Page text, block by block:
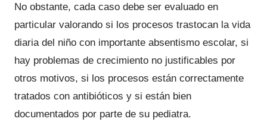
No obstante, cada caso debe ser evaluado en
particular valorando si los procesos trastocan la vida
diaria del niño con importante absentismo escolar, si
hay problemas de crecimiento no justificables por
otros motivos, si los procesos están correctamente
tratados con antibióticos y si están bien
documentados por parte de su pediatra.